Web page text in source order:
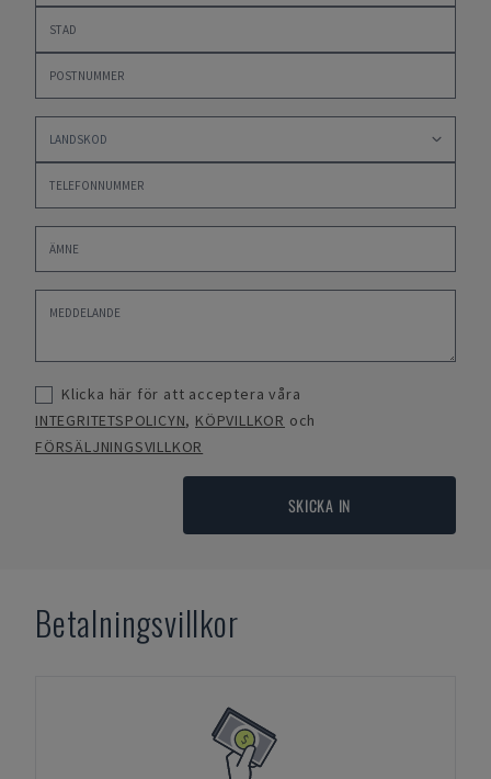
Klicka här för att acceptera våra
INTEGRITETSPOLICYN, KÖPVILLKOR och
FÖRSÄLJNINGSVILLKOR
SKICKA IN
Betalningsvillkor